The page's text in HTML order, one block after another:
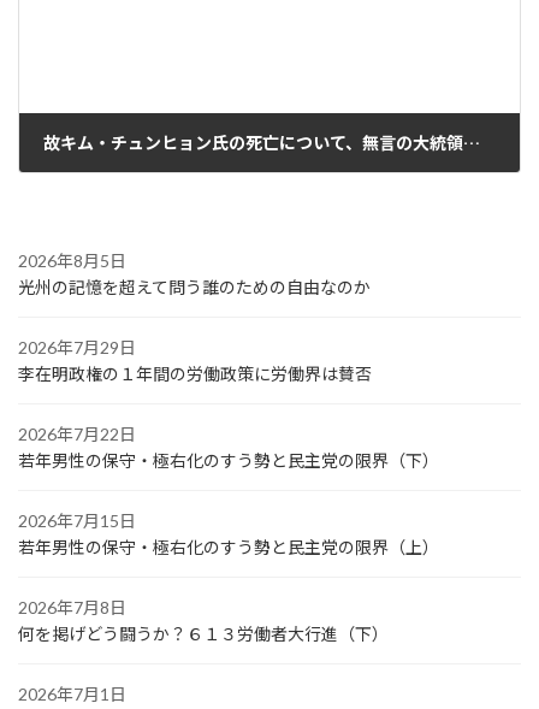
故キム・チュンヒョン氏の死亡について、無言の大統領と政府の対応
2026年8月5日
光州の記憶を超えて問う誰のための自由なのか
2026年7月29日
李在明政権の１年間の労働政策に労働界は賛否
2026年7月22日
若年男性の保守・極右化のすう勢と民主党の限界（下）
2026年7月15日
若年男性の保守・極右化のすう勢と民主党の限界（上）
2026年7月8日
何を掲げどう闘うか？６１３労働者大行進（下）
2026年7月1日